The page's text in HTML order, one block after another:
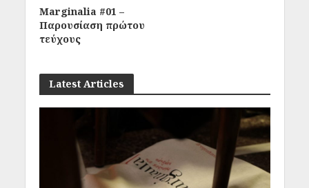
Marginalia #01 –
Παρουσίαση πρώτου
τεύχους
Latest Articles